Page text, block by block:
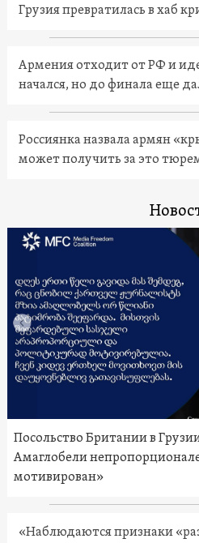
Грузия превратилась в хаб
Армения отходит от РФ и
начался, но до финала еще
Россиянка назвала армян
может получить за это
Посольство Британии в
Амаглобели
мотивирован»
«Наблюдаются признаки